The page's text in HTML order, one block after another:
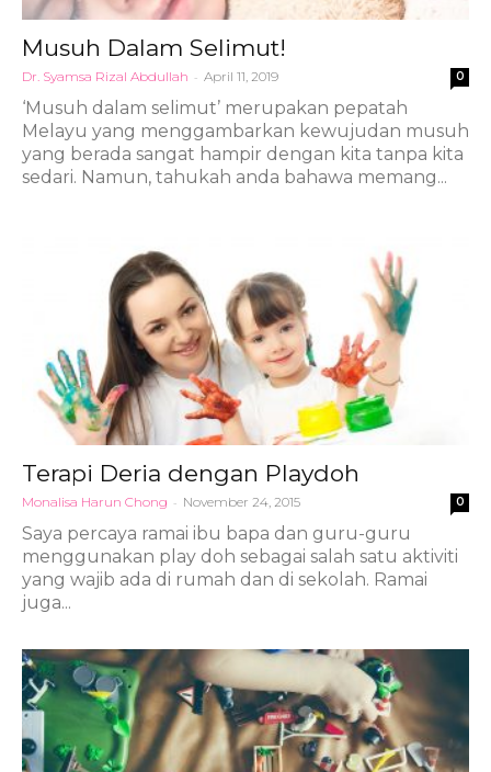
Musuh Dalam Selimut!
Dr. Syamsa Rizal Abdullah - April 11, 2019 0
‘Musuh dalam selimut’ merupakan pepatah
Melayu yang menggambarkan kewujudan musuh
yang berada sangat hampir dengan kita tanpa kita
sedari. Namun, tahukah anda bahawa memang...
Terapi Deria dengan Playdoh
Monalisa Harun Chong - November 24, 2015 0
Saya percaya ramai ibu bapa dan guru-guru
menggunakan play doh sebagai salah satu aktiviti
yang wajib ada di rumah dan di sekolah. Ramai
juga...